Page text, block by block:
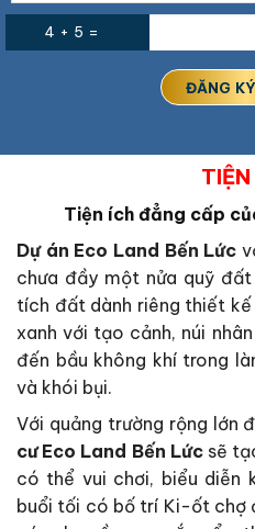
4 + 5 =
TIỆN
Tiện ích đẳng cấp
Dự án Eco Land Bến Lức
chưa đầy một nửa quỹ
tích đất dành riêng thiết
xanh với tạo cảnh, núi
đến bầu không khí trong
và khói bụi.
Với quảng trường rộng lớn
cư Eco Land Bến Lức sẽ
có thể vui chơi, biểu diễn
buổi tối có bố trí Ki-ốt chợ